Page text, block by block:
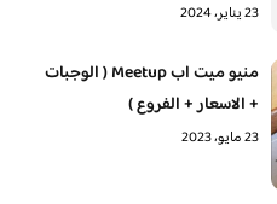
23 يناير، 2024
منيو ميت اب Meetup ( الوجبات
+ الاسعار + الفروع )
23 مايو، 2023